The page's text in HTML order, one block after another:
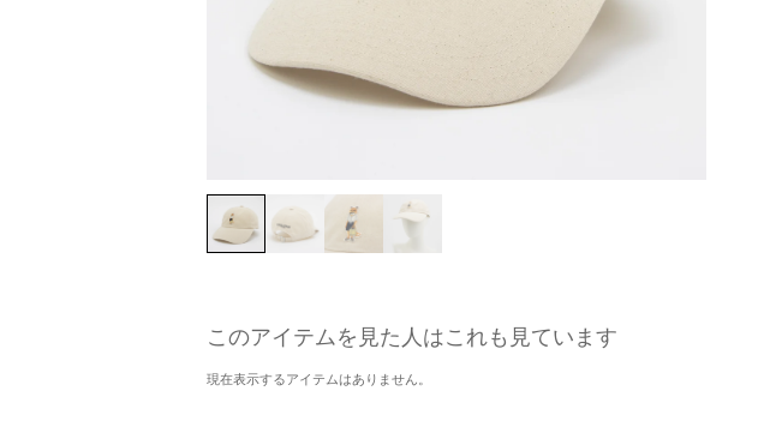
このアイテムを見た人はこれも見ています
現在表示するアイテムはありません。